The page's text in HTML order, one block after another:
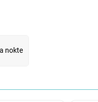
nokte